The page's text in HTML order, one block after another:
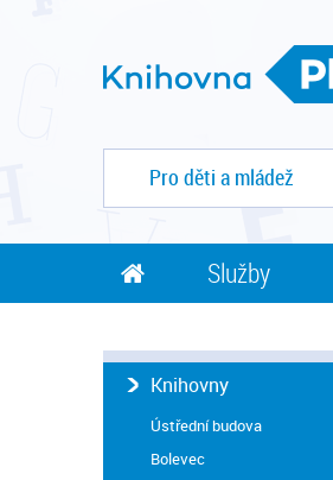
Pro děti a mládež
Služby
Knihovny
Ústřední budova
Bolevec